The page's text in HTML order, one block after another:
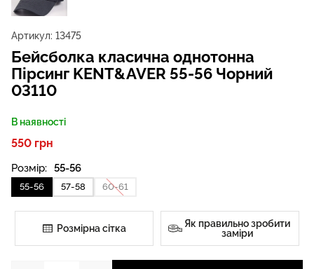
Артикул: 13475
Бейсболка класична однотонна
Пірсинг KENT&AVER 55-56 Чорний
03110
В наявності
550 грн
Розмір: 55-56
55-56 57-58 60-61
Розмірна сітка
Як правильно зробити
заміри